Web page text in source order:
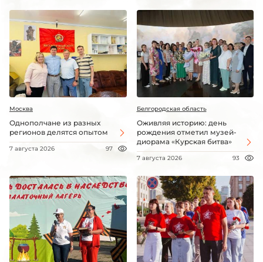
Москва
Однополчане из разных
регионов делятся опытом
7 августа 2026 97
Белгородская область
Оживляя историю: день
рождения отметил музей-
диорама «Курская битва»
7 августа 2026 93